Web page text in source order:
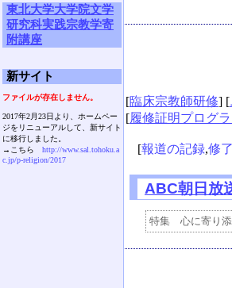
[臨床宗教師研修] [
[履修証明プログ
[報道の記録,修
ABC朝日放
東北大学大学院文学
研究科実践宗教学寄
附講座
新サイト
ファイルが存在しません。
2017年2月23日より、ホームペー
ジをリニューアルして、新サイト
に移行しました。
→こちら http://www.sal.tohoku.a
c.jp/p-religion/2017